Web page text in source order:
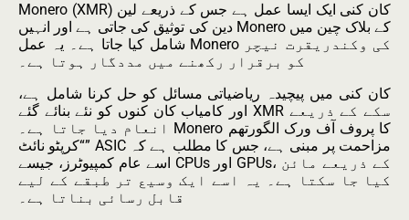
Monero (XMR) کان کنی ایک ایسا عمل ہے جس کے ذریعے لین
دین کی توثیق کی جاتی ہے اور انہیں Monero کے بلاک چین میں
شامل کیا جاتا ہے۔ یہ عمل Monero کی وکندریقرت نیچر
کو برقرار رکھنے میں مددگار ہوتا ہے۔
کان کنی میں پیچیدہ ریاضیاتی مسائل کو حل کرنا شامل ہے،
اور کامیاب کان کنوں کو نئے بنائے گئے XMR سکے کے ذریعے
انعام دیا جاتا ہے۔ Monero کا پروف آف ورک الگورتھم
“کرپٹو نائٹ” ASIC مزاحمت پر مبنی ہے، جس کا مطلب ہے کہ
اسے عام کمپیوٹرز، جیسے CPUs اور GPUs، کے ذریعے مائن
کیا جا سکتا ہے۔ یہ اسے ایک وسیع تر طبقے کے لیے
قابل رسائی بناتا ہے۔